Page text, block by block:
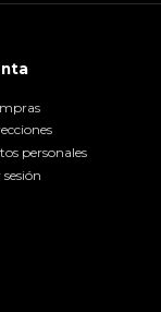
personales